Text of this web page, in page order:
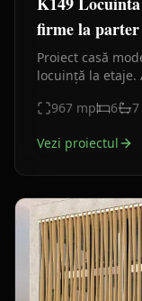
firme la parter
Proiect casă
locuință la etaje.
967 mp 6 7
Vezi proiectul